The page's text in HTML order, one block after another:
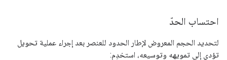
احتساب الحدّ
لتحديد الحجم المعروض لإطار الحدود للعنصر بعد إجراء عملية تحويل
تؤدي إلى تمويهه وتوسيعه، استخدِم: